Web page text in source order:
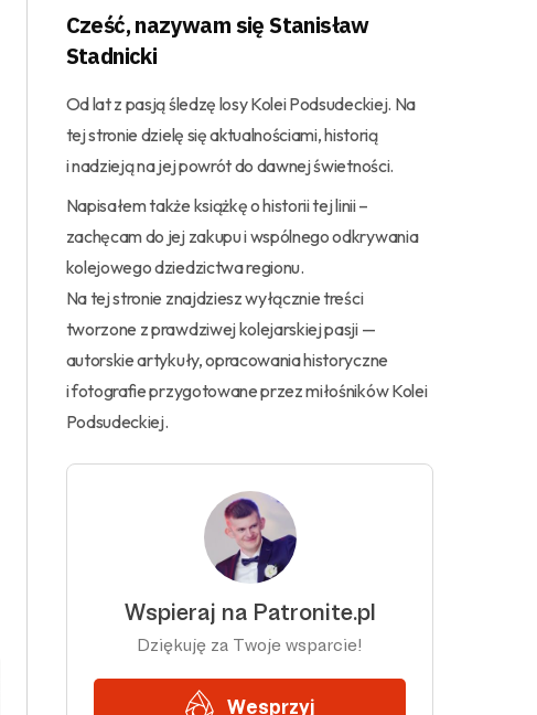
Cześć, nazywam się Stanisław
Stadnicki
Od lat z pasją śledzę losy Kolei Podsudeckiej. Na
tej stronie dzielę się aktualnościami, historią
i nadzieją na jej powrót do dawnej świetności.
Napisałem także książkę o historii tej linii –
zachęcam do jej zakupu i wspólnego odkrywania
kolejowego dziedzictwa regionu.
Na tej stronie znajdziesz wyłącznie treści
tworzone z prawdziwej kolejarskiej pasji —
autorskie artykuły, opracowania historyczne
i fotografie przygotowane przez miłośników Kolei
Podsudeckiej.